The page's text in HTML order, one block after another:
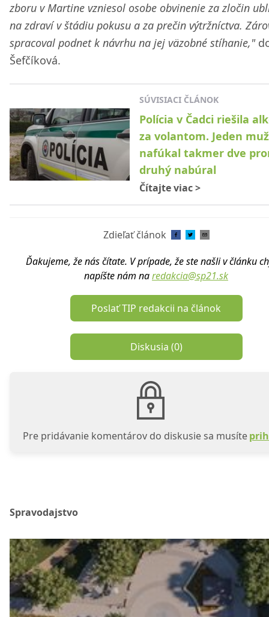
zboru v Martine vzniesol osobe obvinenie za zločin
na zdraví v štádiu pokusu a za prečin výtržníctva.
spracoval podnet k návrhu na jej väzobné stíhanie,"
Šefčíková.
SÚVISIACI ČLÁNOK
Polícia v Čadci riešila
za volantom. Jeden muž
nafúkal takmer dve
druhý nabúral
Čítajte viac>
Zdieľať článok
Ďakujeme, že nás čítate. V prípade, že ste našli v článku
napíšte nám naredakcia@sp21.sk
Poslať TIP redakcii na článok
Diskusia (0)
Pre pridávanie komentárov do diskusie sa musíte
Spravodajstvo